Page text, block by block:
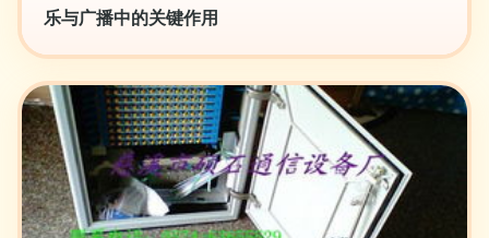
乐与广播中的关键作用